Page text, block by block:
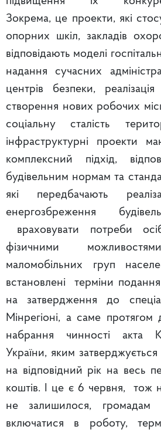
Зокрема, це проекти, які
опорних шкіл, закладів
відповідають моделі
надання сучасних
центрів безпеки,
створення нових робочих
соціальну сталість
інфраструктурні проекти
комплексний підхід,
будівельним нормам та
які передбачають
енергозбреження
враховувати потреби
фізичними
маломобільних груп
встановлені терміни подання
на затвердження до
Мінрегіоні, а саме протягом
набрання чинності акта
України, яким затверджується
на відповідний рік на весь
коштів. І це є 6 червня, тож
не залишилося, громадам
включатися в роботу,